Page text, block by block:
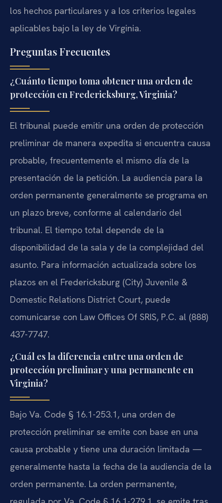
los hechos particulares y a los criterios legales
aplicables bajo la ley de Virginia.
Preguntas Frecuentes
¿Cuánto tiempo toma obtener una orden de
protección en Fredericksburg, Virginia?
El tribunal puede emitir una orden de protección
preliminar de manera expedita si encuentra causa
probable, frecuentemente el mismo día de la
presentación de la petición. La audiencia para la
orden permanente generalmente se programa en
un plazo breve, conforme al calendario del
tribunal. El tiempo total depende de la
disponibilidad de la sala y de la complejidad del
asunto. Para información actualizada sobre los
plazos en el Fredericksburg (City) Juvenile &
Domestic Relations District Court, puede
comunicarse con Law Offices Of SRIS, P.C. al (888)
437-7747.
¿Cuál es la diferencia entre una orden de
protección preliminar y una permanente en
Virginia?
Bajo Va. Code § 16.1-253.1, una orden de
protección preliminar se emite con base en una
causa probable y tiene una duración limitada —
generalmente hasta la fecha de la audiencia de la
orden permanente. La orden permanente,